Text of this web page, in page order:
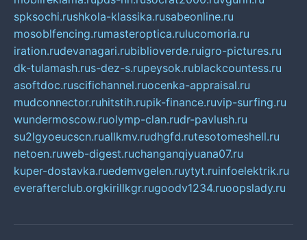
spksochi.rushkola-klassika.rusabeonline.ru
mosoblfencing.rumasteroptica.rulucomoria.ru
iration.rudevanagari.rubiblioverde.ruigro-pictures.ru
dk-tulamash.rus-dez-s.rupeysok.rublackcountess.ru
asoftdoc.ruscifichannel.ruocenka-appraisal.ru
mudconnector.ruhitstih.rupik-finance.ruvip-surfing.ru
wundermoscow.ruolymp-clan.rudr-pavlush.ru
su2lgyoeucscn.ruallkmv.rudhgfd.rutesotomeshell.ru
netoen.ruweb-digest.ruchanganqiyuana07.ru
kuper-dostavka.ruedemvgelen.ruytyt.ruinfoelektrik.ru
everafterclub.orgkirillkgr.rugoodv1234.ruoopslady.ru